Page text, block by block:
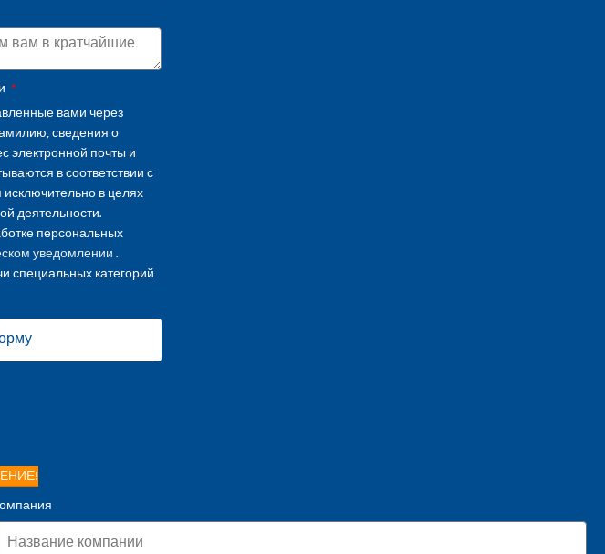
вами через
сведения о
электронной почты и
в соответствии с
в целях
деятельности.
персональных
уведомлении.
специальных категорий